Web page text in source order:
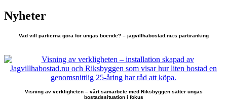
Nyheter
Vad vill partierna göra för ungas boende? – jagvillhabostad.nu:s partiranking
Visning av verkligheten – vårt samarbete med Riksbyggen sätter ungas
bostadssituation i fokus